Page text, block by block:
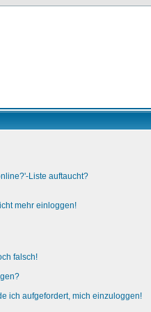
Liste auftaucht?
mehr einloggen!
falsch!
ich aufgefordert, mich einzuloggen!